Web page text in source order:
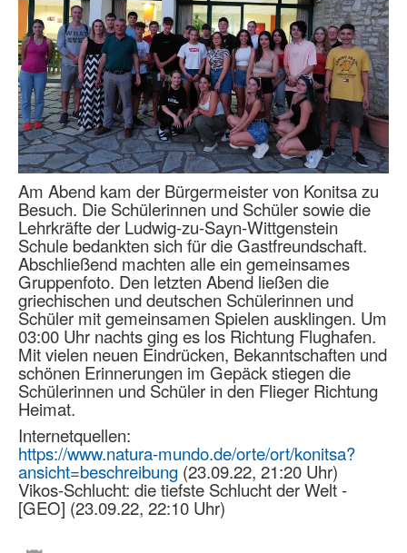
Am Abend kam der Bürgermeister von Konitsa zu
Besuch. Die Schülerinnen und Schüler sowie die
Lehrkräfte der Ludwig-zu-Sayn-Wittgenstein
Schule bedankten sich für die Gastfreundschaft.
Abschließend machten alle ein gemeinsames
Gruppenfoto. Den letzten Abend ließen die
griechischen und deutschen Schülerinnen und
Schüler mit gemeinsamen Spielen ausklingen. Um
03:00 Uhr nachts ging es los Richtung Flughafen.
Mit vielen neuen Eindrücken, Bekanntschaften und
schönen Erinnerungen im Gepäck stiegen die
Schülerinnen und Schüler in den Flieger Richtung
Heimat.
Internetquellen:
https://www.natura-mundo.de/orte/ort/konitsa?
ansicht=beschreibung (23.09.22, 21:20 Uhr)
Vikos-Schlucht: die tiefste Schlucht der Welt -
[GEO] (23.09.22, 22:10 Uhr)